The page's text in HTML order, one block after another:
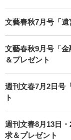
文藝春秋7月号「
文藝春秋9月号「
＆プレゼント
週刊文春7月2日号
ト
週刊文春8月13日
求＆プレゼント